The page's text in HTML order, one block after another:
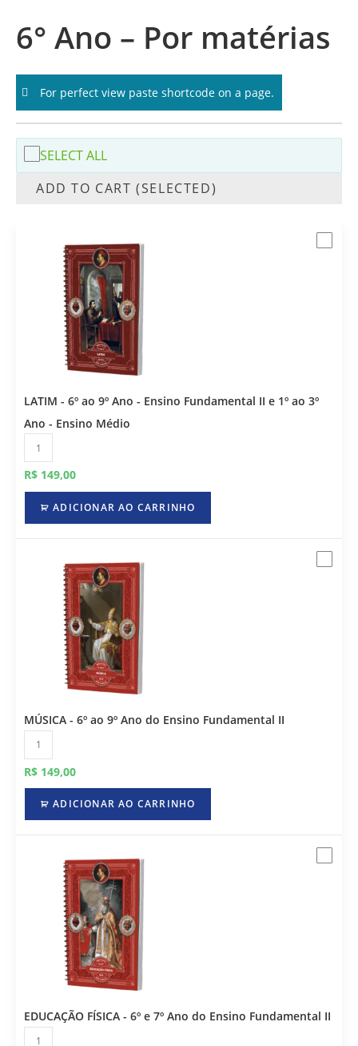
6° Ano – Por matérias
For perfect view paste shortcode on a page.
SELECT ALL
ADD TO CART (SELECTED)
LATIM - 6º ao 9º Ano - Ensino Fundamental II e 1º ao 3º
Ano - Ensino Médio
R$ 149,00
ADICIONAR AO CARRINHO
MÚSICA - 6º ao 9º Ano do Ensino Fundamental II
R$ 149,00
ADICIONAR AO CARRINHO
EDUCAÇÃO FÍSICA - 6º e 7º Ano do Ensino Fundamental II